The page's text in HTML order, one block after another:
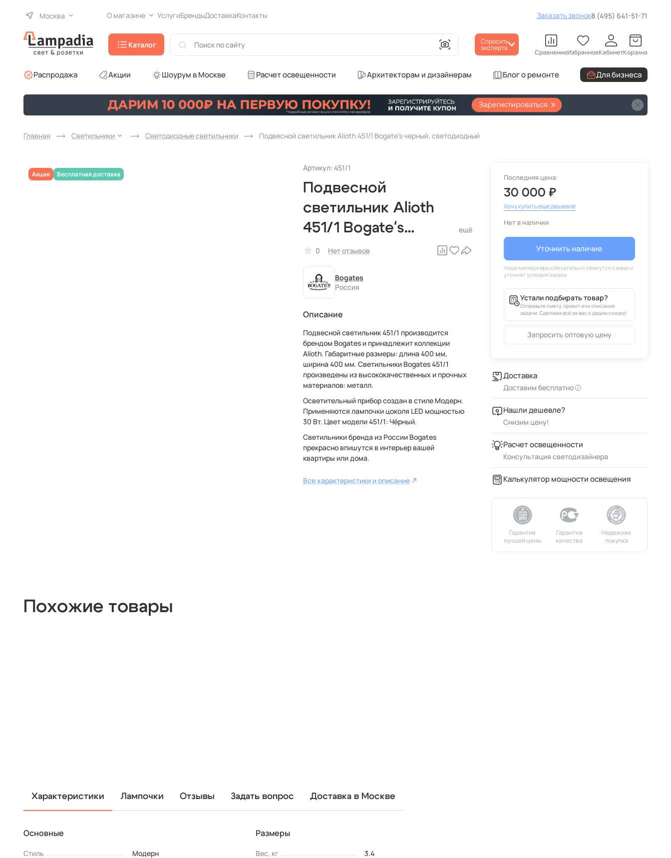
Москва О магазине УслугиБрендыДоставкаКонтакты Заказать звонок8 (495) 641-51-71
Каталог Спросить
эксперта СравнениеИзбранноеКабинетКорзина
Распродажа Акции Шоурум в Москве Расчет освещенности Архитекторам и дизайнерам Блог о ремонте Для бизнеса
Главная Светильники Светодиодные светильники Подвесной светильник Alioth 451/1 Bogate's черный, светодиодный
Артикул: 451/1
Подвесной
светильник Alioth
451/1 Bogate's
черный,
светодиодный
0 Нет отзывов
Bogates
Россия
Описание
Подвесной светильник 451/1 производится
брендом Bogates и принадлежит коллекции
Alioth. Габаритные размеры: длина 400 мм,
ширина 400 мм. Светильники Bogates 451/1
произведены из высококачественных и прочных
материалов: металл.
Осветительный прибор создан в стиле Модерн.
Применяются лампочки цоколя LED мощностью
30 Вт. Цвет модели 451/1: Чёрный.
Светильники бренда из России Bogates
прекрасно впишутся в интерьер вашей
квартиры или дома.
Все характеристики и описание
Последняя цена:
30 000 ₽
Хочу купить еще дешевле
Нет в наличии
Уточнить наличие
Устали подбирать товар?
Отправьте смету, проект или описание
задачи. Сделаем всё за вас и дадим скидку!
Запросить оптовую цену
Доставка
Доставим бесплатно
Нашли дешевле?
Снизим цену!
Расчет освещенности
Консультация светодизайнера
Калькулятор мощности освещения
Похожие товары
Характеристики Лампочки Отзывы Задать вопрос Доставка в Москве
Основные
Стиль
Модерн
Размеры
Вес, кг
3.4